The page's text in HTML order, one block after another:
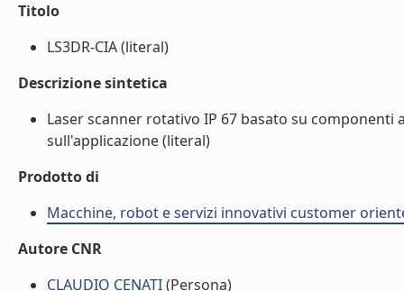
Titolo
LS3DR-CIA (literal)
Descrizione sintetica
Laser scanner rotativo IP 67 basato su
sull'applicazione (literal)
Prodotto di
Macchine, robot e servizi innovativi customer
Autore CNR
CLAUDIO CENATI(Persona)